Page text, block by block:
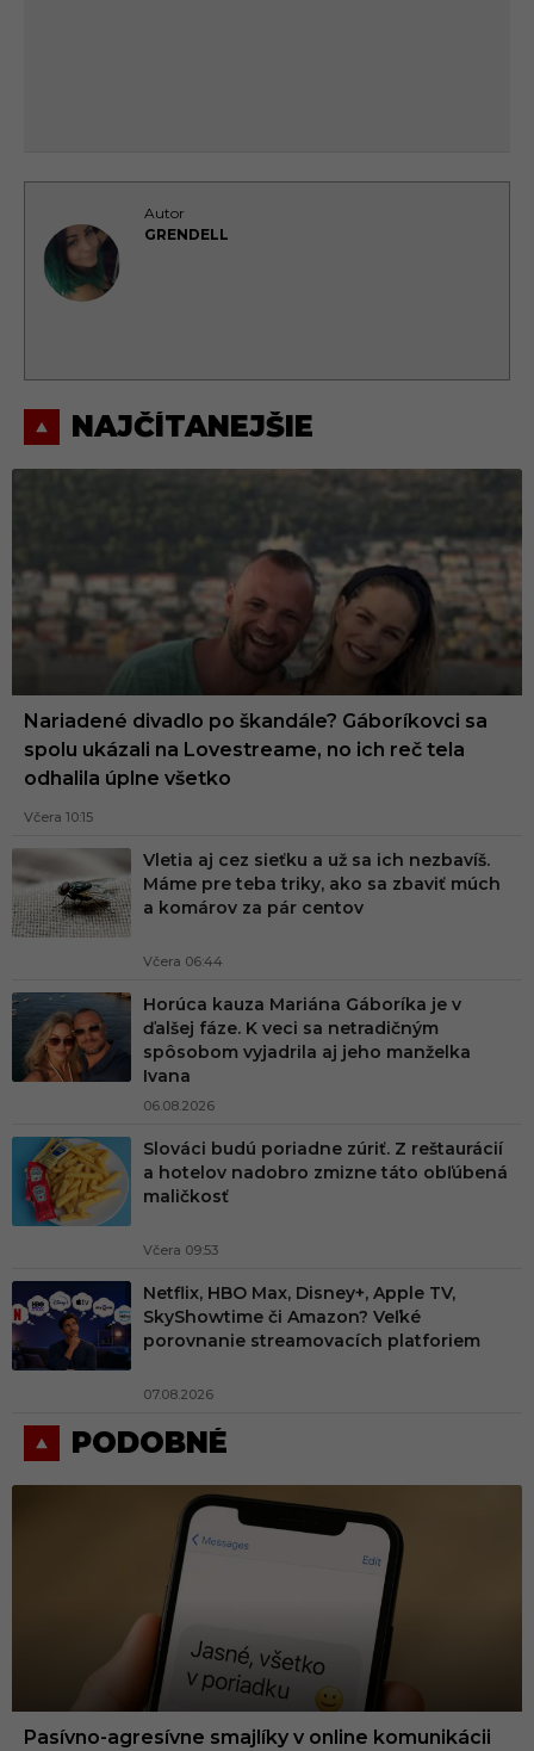
Autor
GRENDELL
NAJČÍTANEJŠIE
Nariadené divadlo po škandále? Gáboríkovci sa
spolu ukázali na Lovestreame, no ich reč tela
odhalila úplne všetko
Včera 10:15
Vletia aj cez sieťku a už sa ich nezbavíš.
Máme pre teba triky, ako sa zbaviť múch
a komárov za pár centov
Včera 06:44
Horúca kauza Mariána Gáboríka je v
ďalšej fáze. K veci sa netradičným
spôsobom vyjadrila aj jeho manželka
Ivana
06.08.2026
Slováci budú poriadne zúriť. Z reštaurácií
a hotelov nadobro zmizne táto obľúbená
maličkosť
Včera 09:53
Netflix, HBO Max, Disney+, Apple TV,
SkyShowtime či Amazon? Veľké
porovnanie streamovacích platforiem
07.08.2026
PODOBNÉ
Pasívno-agresívne smajlíky v online komunikácii